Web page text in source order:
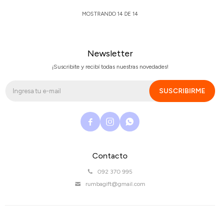
MOSTRANDO 14 DE 14
Contacto
092 370 995
rumbagift@gmail.com
Newsletter
¡Suscribite y recibí todas nuestras novedades!
SUSCRIBIRME
  